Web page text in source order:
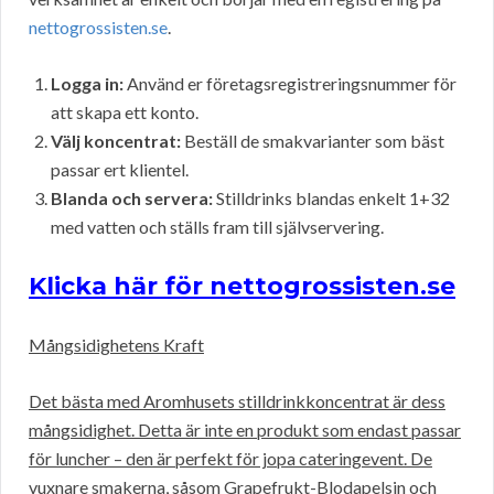
nettogrossisten.se.
Logga in:Använd er företagsregistreringsnummer för
att skapa ett konto.
Välj koncentrat: Beställ de smakvarianter som bäst
passar ert klientel.
Blanda och servera:Stilldrinks blandas enkelt 1+32
med vatten och ställs fram till självservering.
Klicka här för nettogrossisten.se
Mångsidighetens Kraft
Det bästa med Aromhusets stilldrinkkoncentrat är dess
mångsidighet. Detta är inte en produkt som endast passar
för luncher – den är perfekt för jopa cateringevent. De
vuxnare smakerna, såsom Grapefrukt-Blodapelsin och